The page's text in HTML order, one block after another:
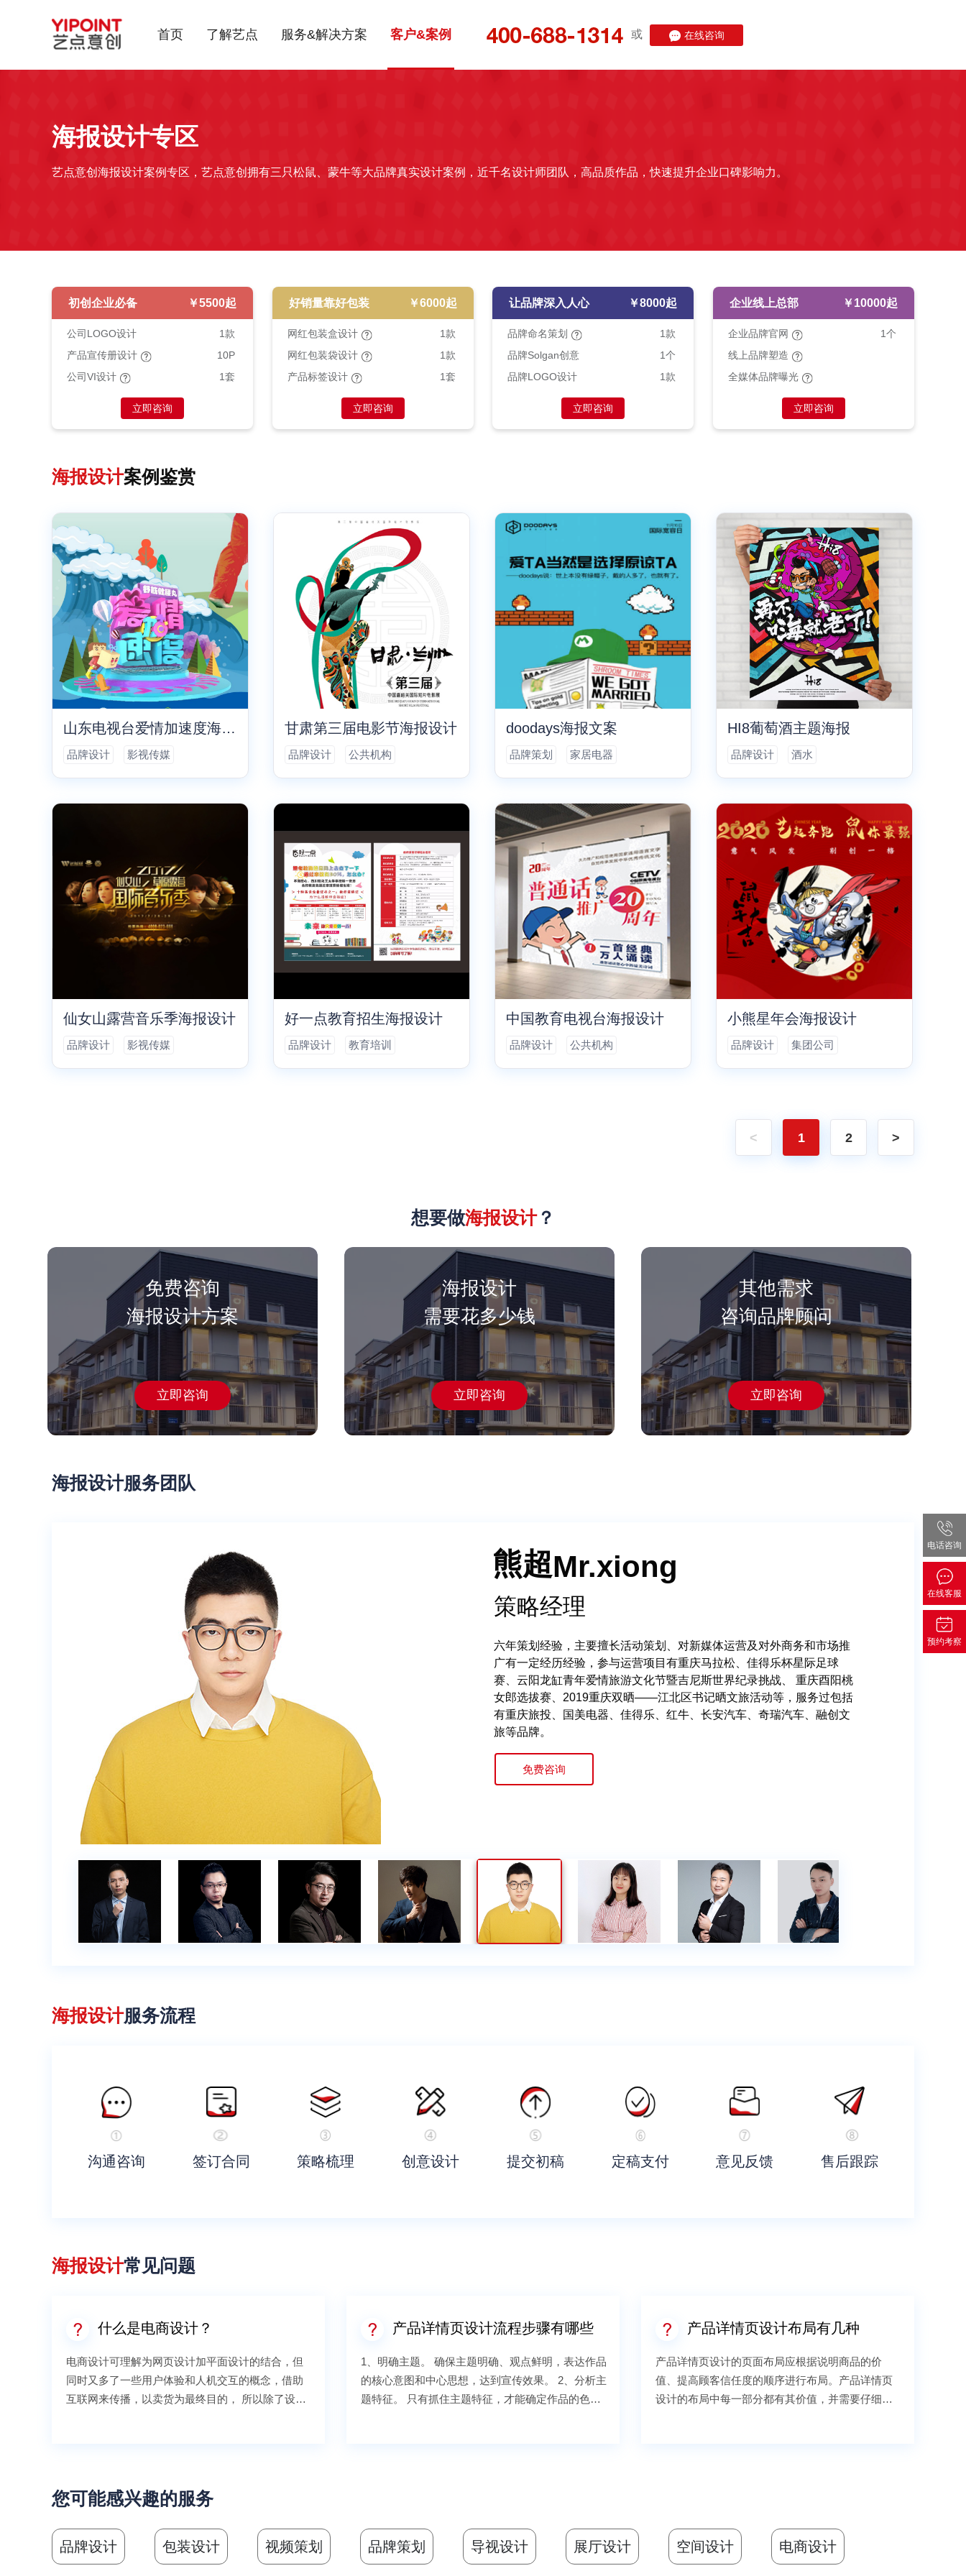
首页 了解艺点 服务&解决方案 客户&案例 或 在线咨询
海报设计专区
艺点意创海报设计案例专区，艺点意创拥有三只松鼠、蒙牛等大品牌真实设计案例，近千名设计师团队，高品质作品，快速提升企业口碑影响力。
初创企业必备 ￥5500起
公司LOGO设计
1款
产品宣传册设计
10P
公司VI设计
1套
立即咨询
好销量靠好包装 ￥6000起
网红包装盒设计
1款
网红包装袋设计
1款
产品标签设计
1套
立即咨询
让品牌深入人心 ￥8000起
品牌命名策划
1款
品牌Solgan创意
1个
品牌LOGO设计
1款
立即咨询
企业线上总部 ￥10000起
企业品牌官网
1个
线上品牌塑造
全媒体品牌曝光
立即咨询
海报设计案例鉴赏
山东电视台爱情加速度海报设计
品牌设计 影视传媒
甘肃第三届电影节海报设计
品牌设计 公共机构
doodays海报文案
品牌策划 家居电器
HI8葡萄酒主题海报
品牌设计 酒水
仙女山露营音乐季海报设计
品牌设计 影视传媒
好一点教育招生海报设计
品牌设计 教育培训
中国教育电视台海报设计
品牌设计 公共机构
小熊星年会海报设计
品牌设计 集团公司
< 1 2 >
想要做海报设计？
免费咨询
海报设计方案
立即咨询
海报设计
需要花多少钱
立即咨询
其他需求
咨询品牌顾问
立即咨询
海报设计服务团队
赵振宇Mr.zhao
首席创意设计
15年广告行业设计及创意从业经历,10年创意总监经验,期间服务客户数
过百。 曾先后在美国DMG、美国GREY、 日本电通、世纪座标负责创
意设计管理工作， 曾荣获ONE SHOW、CANNES、WOLRD STAR、
中国广告节多项创意设计大奖。
免费咨询
王晓冬Mr.wang
设计总监
10年大中型项目设计和施工管理经验，5年设计总监经验，服务百余客
户，覆盖行业广泛。 擅长遵循市场定位，挖掘概念、发挥创意、精准地
判断设计方案，把控执行的能力；具有良好的执行力和协调能力， 负有
责任感和敬业精神；设计国庆阅兵花车“浴血奋战“、“奋斗创业”，负责山
东博物馆、即墨古城、重庆瓷器口、包头奥体中心导视设计制作； 获得
多次长城奖银奖、铜奖。
免费咨询
王建雄Mr.wang
设计总监
14年广告行业设计及创意从业经验，专注于品牌管理14年，曾服务于香
港西可品牌管理公司，东道品牌创意集团等多家4A企业。 主要通过国
际化的设计和品牌管理之道，为客户提供多元化品牌体验。 先后服务过
香港·陈世家、金诺律师、LCB、宝马、伯利恒、大桥道、COFCO、
BEDA、滨海开发区、观山水、TEBA、海港城、HONGDA等。 多次获
得中国·华北设计艺术大展的金奖、银奖、优秀奖；天津海河杯设计奖，
免费咨询
熊超Mr.xiong
策略经理
六年策划经验，主要擅长活动策划、对新媒体运营及对外商务和市场推
广有一定经历经验，参与运营项目有重庆马拉松、佳得乐杯星际足球
赛、云阳龙缸青年爱情旅游文化节暨吉尼斯世界纪录挑战、 重庆酉阳桃
女郎选拔赛、2019重庆双晒——江北区书记晒文旅活动等，服务过包括
有重庆旅投、国美电器、佳得乐、红牛、长安汽车、奇瑞汽车、融创文
旅等品牌。
免费咨询
唐怡Ms.tang
策略经理
10年文化品牌构建全案策略工作经验，参与服务全国公安文化建设系
统、电力文化建设系统、党建文化建设具策略及落地执行，服务2个项
目同时获公安部全国评选第一、二名， 熟悉广告材质、多媒体内容创意
应用方法。
免费咨询
陈璐Mr.chen
空间设计师
5年设计创意从业经历，专注于空间设计，致力于创作出构思独特、充
分利用空间布局的创意设计，在整体空间功能及美学把控上有独特见
解。 服务过的客户：华东大峡谷国际旅游度假区、温州商会、上海临港
集团、建设银行、忽米网等
免费咨询
杜晓明Mr.du
设计副总
10年从业经验，为众多企业提供品牌设计,logo设计，活动物料设计等。
服务客户：一汽丰田、一汽大众奥迪、特斯拉、蔚来汽车、东风日产、
美团、OFO、绿地集团、中国平安、阿迪达斯、西门子等。
免费咨询
杨德静Ms.yang
资深设计师
7年设计创意从业经历，5年交互设计经验，服务过多家国内外知名企
业。专注于创意设计多年， 曾服务于马来西亚咖啡品牌“益昌老街”，清
华同方旗下产品“同方电视”，苏州文创产品老阊门以及知名箱包行业爱
华仕等。 致力于为注重“企业形象”和“品牌气质”的高要求客户提供整体
形象创建与改造升级设计服务。
免费咨询
陈俊邑Mr.chen
副总裁
资深广告人，20年广告制作和客户服务经验。曾长期担任国际4A公司资
深制作经理和客户总监。 2013年在上海创立品牌策划公司，2015年底
被艺点收购。 先后服务了大金空调、别克汽车、华东医药、九阳股份、
贵州中烟、娃哈哈等众多知名企业。
免费咨询
赵振宇Mr.zhao
首席创意设计
15年广告行业设计及创意从业经历,10年创意总监经验,期间服务客户数
过百。 曾先后在美国DMG、美国GREY、 日本电通、世纪座标负责创
意设计管理工作， 曾荣获ONE SHOW、CANNES、WOLRD STAR、
中国广告节多项创意设计大奖。
免费咨询
王晓冬Mr.wang
设计总监
10年大中型项目设计和施工管理经验，5年设计总监经验，服务百余客
户，覆盖行业广泛。 擅长遵循市场定位，挖掘概念、发挥创意、精准地
判断设计方案，把控执行的能力；具有良好的执行力和协调能力， 负有
责任感和敬业精神；设计国庆阅兵花车“浴血奋战“、“奋斗创业”，负责山
东博物馆、即墨古城、重庆瓷器口、包头奥体中心导视设计制作； 获得
多次长城奖银奖、铜奖。
免费咨询
王建雄Mr.wang
设计总监
14年广告行业设计及创意从业经验，专注于品牌管理14年，曾服务于香
港西可品牌管理公司，东道品牌创意集团等多家4A企业。 主要通过国
际化的设计和品牌管理之道，为客户提供多元化品牌体验。 先后服务过
香港·陈世家、金诺律师、LCB、宝马、伯利恒、大桥道、COFCO、
BEDA、滨海开发区、观山水、TEBA、海港城、HONGDA等。 多次获
得中国·华北设计艺术大展的金奖、银奖、优秀奖；天津海河杯设计奖，
免费咨询
熊超Mr.xiong
策略经理
六年策划经验，主要擅长活动策划、对新媒体运营及对外商务和市场推
广有一定经历经验，参与运营项目有重庆马拉松、佳得乐杯星际足球
赛、云阳龙缸青年爱情旅游文化节暨吉尼斯世界纪录挑战、 重庆酉阳桃
女郎选拔赛、2019重庆双晒——江北区书记晒文旅活动等，服务过包括
有重庆旅投、国美电器、佳得乐、红牛、长安汽车、奇瑞汽车、融创文
旅等品牌。
免费咨询
Ms.tang
免费咨询
Mr.chen
免费咨询
Mr.du
免费咨询
Ms.yang
免费咨询
Mr.chen
免费咨询
Mr.zhao
免费咨询
Mr.wang
免费咨询
Mr.wang
免费咨询
Mr.xiong
免费咨询
Ms.tang
免费咨询
Mr.chen
免费咨询
Mr.du
免费咨询
海报设计服务流程
沟通咨询 签订合同 策略梳理 创意设计 提交初稿 定稿支付 意见反馈 售后跟踪
海报设计常见问题
什么是电商设计？
电商设计可理解为网页设计加平面设计的结合，但
同时又多了一些用户体验和人机交互的概念，借助
互联网来传播，以卖货为最终目的， 所以除了设计
产品详情页设计流程步骤有哪些
1、明确主题。 确保主题明确、观点鲜明，表达作品
的核心意图和中心思想，达到宣传效果。 2、分析主
题特征。 只有抓住主题特征，才能确定作品的色彩
排版布局，色彩的搭配要合理，要具有表现力和感
染力，从而达到宣传效果。
产品详情页设计布局有几种
产品详情页设计的页面布局应根据说明商品的价
值、提高顾客信任度的顺序进行布局。产品详情页
设计的布局中每一部分都有其价值，并需要仔细推
所有卖点进行一个大的总结，告诉买主这个商品的
卖点都在哪里，都有哪些。③对商品的卖点功能进
行阐述，根据商品的卖点优势，逐一归纳展示，其
您可能感兴趣的服务
品牌设计 包装设计 视频策划 品牌策划 导视设计 展厅设计 空间设计 电商设计
电话咨询
在线客服
预约考察